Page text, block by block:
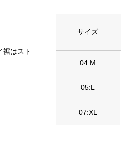
裾はスト
サイズ
04:M
05:L
07:XL